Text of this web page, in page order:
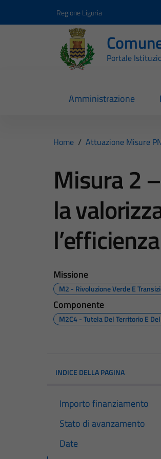
Regione Liguria
Portale
Amministrazione
Home / Attuazione Misure
Misura 2
la
Missione
M2 - Rivoluzione Verde E
Componente
M2C4 - Tutela Del Territorio E
INDICE DELLA PAGINA
Importo finanziamento
Stato di avanzamento
Date